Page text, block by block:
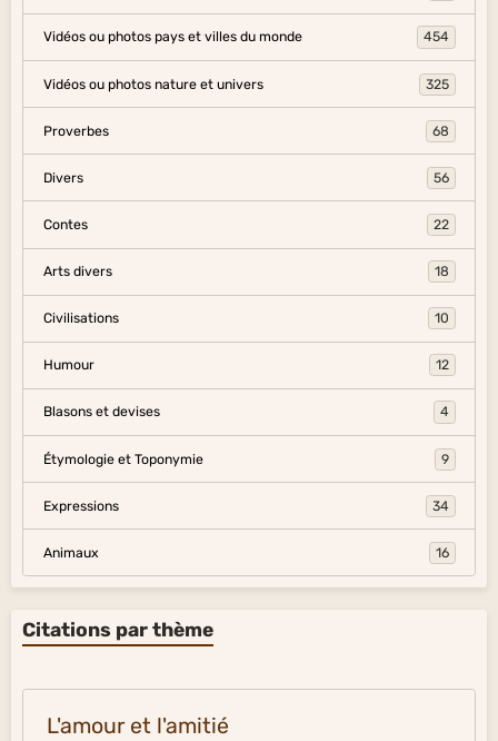
Vidéos ou photos pays et villes du monde 454
Vidéos ou photos nature et univers 325
Proverbes 68
Divers 56
Contes 22
Arts divers 18
Civilisations 10
Humour 12
Blasons et devises 4
Étymologie et Toponymie 9
Expressions 34
Animaux 16
Citations par thème
L'amour et l'amitié